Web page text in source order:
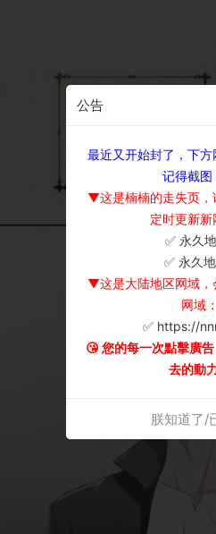
公告
最近又开始封了，下
记得截图
▼这是楠楠的走失页，
定时更新新
✅ 永久
✅ 永久
▼这是大陆地区网域，
网域：
✅ https://
😘 您的每一次點擊廣
去的動
朕知道了/